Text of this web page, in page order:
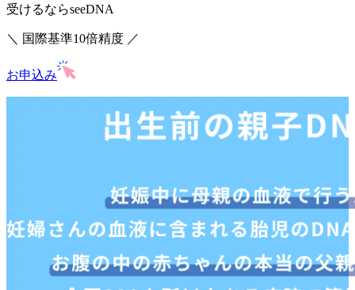
受けるならseeDNA
＼ 国際基準10倍精度 ／
お申込み